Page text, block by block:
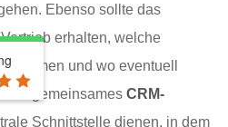
Ebenso sollte das
erhalten, welche
und wo eventuell
Ein gemeinsames CRM-
Schnittstelle dienen, in dem